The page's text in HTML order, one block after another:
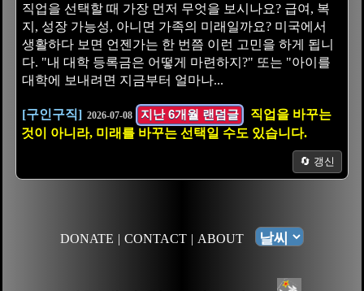
직업을 선택할 때 가장 먼저 무엇을 보시나요? 급여, 복
지, 성장 가능성, 아니면 가족의 미래일까요? 미국에서
생활하다 보면 언젠가는 한 번쯤 이런 고민을 하게 됩니
다. "내 대학 등록금은 어떻게 마련하지?" 또는 "아이를
대학에 보내려면 지금부터 얼마나...
[구인구직] 2026-07-08 지난 6개월 랜덤글
직업을 바꾸는
것이 아니라, 미래를 바꾸는 선택일 수도 있습니다.
🔄 갱신
DONATE | CONTACT | ABOUT